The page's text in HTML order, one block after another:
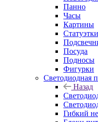
Панно
Часы
Картины
Статуэтки
Посуда
Подносы
Фигурки
Светодиодная
Назад
Гибкий